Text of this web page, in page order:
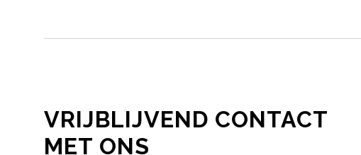
VRIJBLIJVEND CONTACT
MET ONS